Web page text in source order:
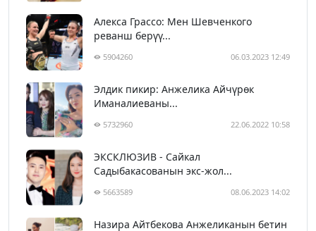
Алекса Грассо: Мен Шевченкого
реванш берүү...
5904260 06.03.2023 12:49
Элдик пикир: Анжелика Айчүрөк
Иманалиеваны...
5732960 22.06.2022 10:58
ЭКСКЛЮЗИВ - Сайкал
Садыбакасованын экс-жол...
5663589 08.06.2023 14:02
Назира Айтбекова Анжеликанын бетин